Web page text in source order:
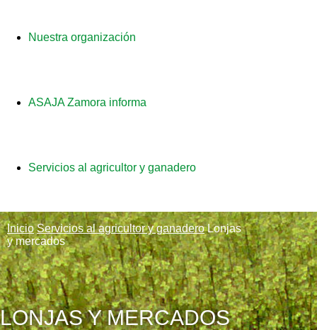
Nuestra organización
ASAJA Zamora informa
Servicios al agricultor y ganadero
Inicio Servicios al agricultor y ganadero Lonjas
y mercados
LONJAS Y MERCADOS